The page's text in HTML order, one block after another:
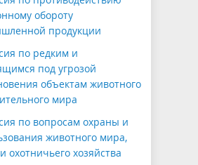
обороту
продукции
по редким и
под угрозой
объектам животного
мира
по вопросам охраны и
животного мира,
охотничьего хозяйства